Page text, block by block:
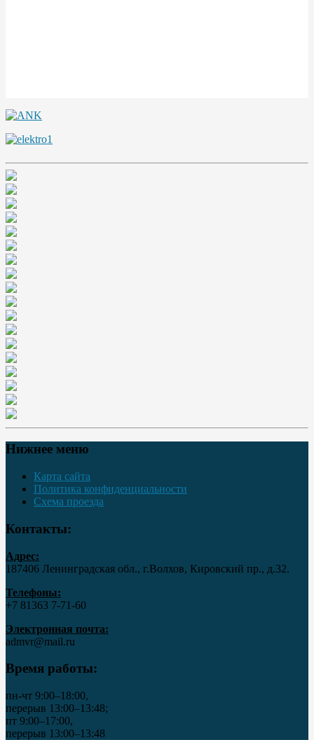
Нижнее меню
Карта сайта
Политика конфиденциальности
Схема проезда
Контакты:
Адрес:
187406 Ленинградская обл., г.Волхов, Кировский пр., д.32.
Телефоны:
+7 81363 7‑71-60
Электронная почта:
admvr@mail.ru
Время работы:
пн-чт 9:00–18:00,
перерыв 13:00–13:48;
пт 9:00–17:00,
перерыв 13:00–13:48